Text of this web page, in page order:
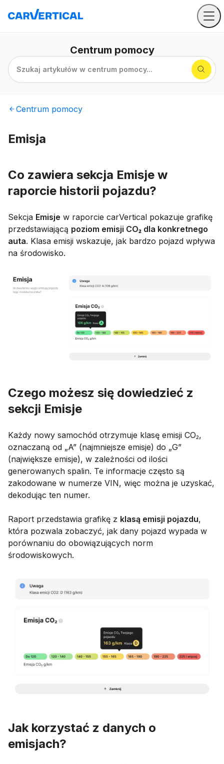
Centrum pomocy
Szukaj artykułów w centrum pomocy...
Centrum pomocy
Emisja
Co zawiera sekcja Emisje w
raporcie historii pojazdu?
Sekcja Emisje w raporcie carVertical pokazuje grafikę
przedstawiającą poziom emisji CO₂ dla konkretnego
auta. Klasa emisji wskazuje, jak bardzo pojazd wpływa
na środowisko.
Czego możesz się dowiedzieć z
sekcji Emisje
Każdy nowy samochód otrzymuje klasę emisji CO₂,
oznaczaną od „A” (najmniejsze emisje) do „G”
(największe emisje), w zależności od ilości
generowanych spalin. Te informacje często są
zakodowane w numerze VIN, więc można je uzyskać,
dekodując ten numer.
Raport przedstawia grafikę z klasą emisji pojazdu,
która pozwala zobaczyć, jak dany pojazd wypada w
porównaniu do obowiązujących norm
środowiskowych.
Jak korzystać z danych o
emisjach?